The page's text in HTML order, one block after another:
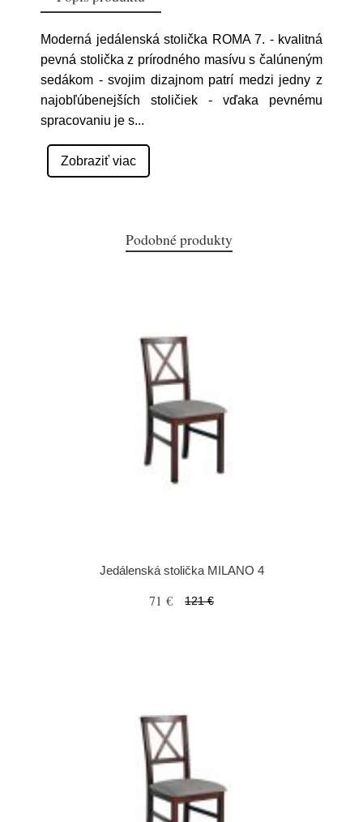
Moderná jedálenská stolička ROMA 7. - kvalitná
pevná stolička z prírodného masívu s čalúneným
sedákom - svojim dizajnom patrí medzi jedny z
najobľúbenejších stoličiek - vďaka pevnému
spracovaniu je s...
Zobraziť viac
Podobné produkty
Jedálenská stolička MILANO 4
71 € 121 €